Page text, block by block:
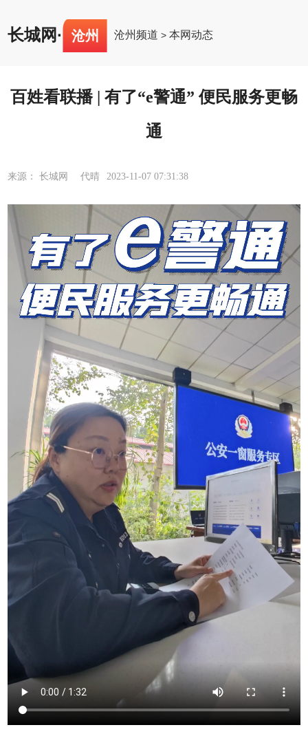
长城网· 沧州 沧州频道 >本网动态
百姓看联播 | 有了“e警通” 便民服务更畅
通
来源： 长城网 代晴 2023-11-07 07:31:38